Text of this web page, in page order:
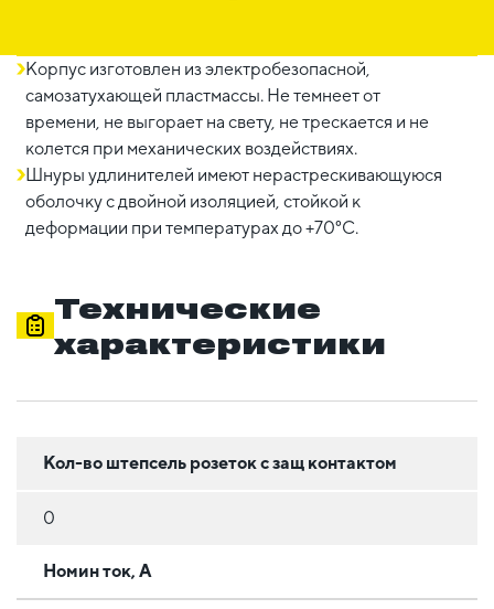
Корпус изготовлен из электробезопасной,
самозатухающей пластмассы. Не темнеет от
времени, не выгорает на свету, не трескается и не
колется при механических воздействиях.
Шнуры удлинителей имеют нерастрескивающуюся
оболочку с двойной изоляцией, стойкой к
деформации при температурах до +70°С.
Технические
характеристики
Кол-во штепсель розеток с защ контактом
0
Номин ток, А